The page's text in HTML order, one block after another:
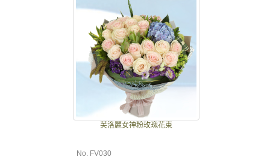
芙洛麗女神粉玫瑰花束
No. FV030